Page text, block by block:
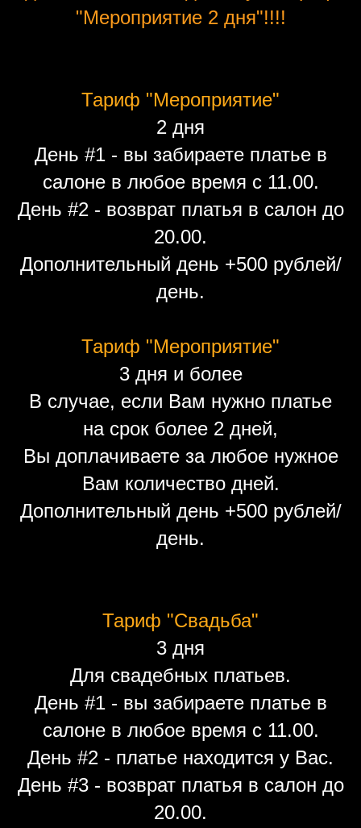
"Мероприятие 2 дня"!!!!
Тариф "Мероприятие"
2 дня
День #1 - вы забираете платье в
салоне в любое время с 11.00.
День #2 - возврат платья в салон до
20.00.
Дополнительный день +500 рублей/
день.
Тариф "Мероприятие"
3 дня и более
В случае, если Вам нужно платье
на срок более 2 дней,
Вы доплачиваете за любое нужное
Вам количество дней.
Дополнительный день +500 рублей/
день.
Тариф "Свадьба"
3 дня
Для свадебных платьев.
День #1 - вы забираете платье в
салоне в любое время с 11.00.
День #2 - платье находится у Вас.
День #3 - возврат платья в салон до
20.00.